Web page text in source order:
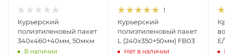
Курьерский
полиэтиленовый пакет
340х460+40мм, 50мкм
В наличии
1
Курьерский
полиэтиленовый пакет
L (240х350+50мм) FB03
Нет в наличии